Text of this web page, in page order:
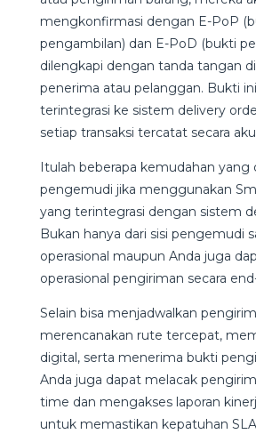
mengkonfirmasi dengan E-PoP
pengambilan) dan E-PoD (bukti
dilengkapi dengan tanda tangan
penerima atau pelanggan. Bukti
terintegrasi ke sistem delivery
setiap transaksi tercatat secara
Itulah beberapa kemudahan yang
pengemudi jika menggunakan
yang terintegrasi dengan sistem
Bukan hanya dari sisi pengemudi
operasional maupun Anda juga
operasional pengiriman secara
Selain bisa menjadwalkan
merencanakan rute tercepat,
digital, serta menerima bukti
Anda juga dapat melacak
time dan mengakses laporan
untuk memastikan kepatuhan